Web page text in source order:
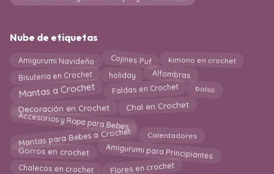
Nube de etiquetas
Amigurumi Navideño Cojines Puf kimono en crochet
Bisutería en Crochet holiday Alfombras
Mantas a Crochet Faldas en Crochet bolso
Decoración en Crochet Chal en Crochet
Accesorios y Ropa para Bebes
Mantas para Bebes a Crochet Calentadores
Gorros en crochet Amigurumi para Principiantes
Chalecos en crochet Flores en crochet